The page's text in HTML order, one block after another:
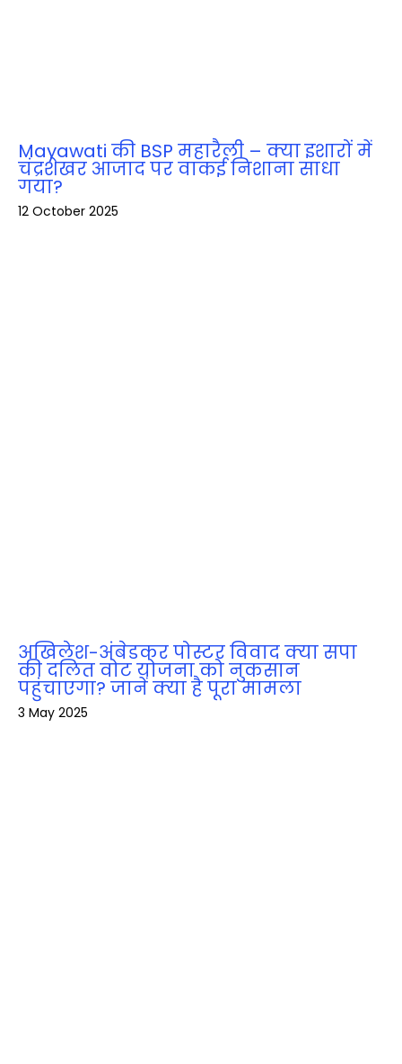
Mayawati की BSP महारैली – क्या इशारों में
चंद्रशेखर आजाद पर वाकई निशाना साधा
गया?
12 October 2025
अखिलेश-अंबेडकर पोस्टर विवाद क्या सपा
की दलित वोट योजना को नुकसान
पहुंचाएगा? जानें क्या है पूरा मामला
3 May 2025